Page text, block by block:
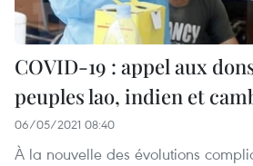
COVID-19 : appel aux
peuples lao, indien et
06/05/2021 08:40
À la nouvelle des évolutions